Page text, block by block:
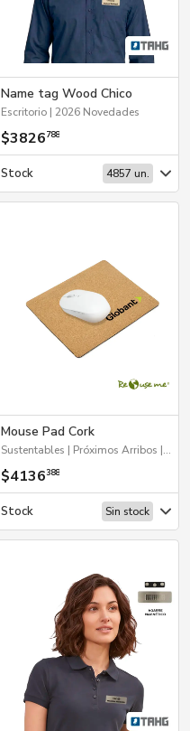
Name tag Wood Chico
Escritorio | 2026 Novedades
$3826788
Stock 4857 un.
Mouse Pad Cork
Sustentables | Próximos Arribos | Escritorio
$4136388
Stock Sin stock